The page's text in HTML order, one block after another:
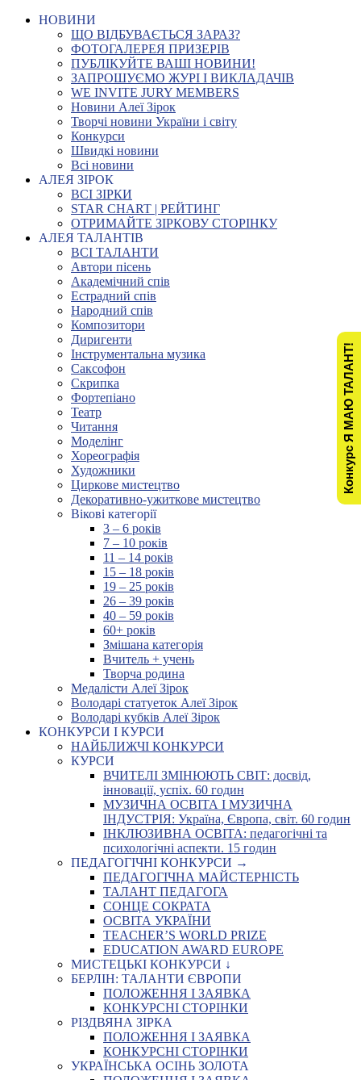
НОВИНИ
ЩО ВІДБУВАЄТЬСЯ ЗАРАЗ?
ФОТОГАЛЕРЕЯ ПРИЗЕРІВ
ПУБЛІКУЙТЕ ВАШІ НОВИНИ!
ЗАПРОШУЄМО ЖУРІ І ВИКЛАДАЧІВ
WE INVITE JURY MEMBERS
Новини Алеї Зірок
Творчі новини України і світу
Конкурси
Швидкі новини
Всі новини
АЛЕЯ ЗІРОК
ВСІ ЗІРКИ
STAR CHART | РЕЙТИНГ
ОТРИМАЙТЕ ЗІРКОВУ СТОРІНКУ
АЛЕЯ ТАЛАНТІВ
ВСІ ТАЛАНТИ
Автори пісень
Академічний спів
Естрадний спів
Народний спів
Композитори
Диригенти
Інструментальна музика
Саксофон
Скрипка
Фортепіано
Театр
Читання
Моделінг
Хореографія
Художники
Циркове мистецтво
Декоративно-ужиткове мистецтво
Вікові категорії
3 – 6 років
7 – 10 років
11 – 14 років
15 – 18 років
19 – 25 років
26 – 39 років
40 – 59 років
60+ років
Змішана категорія
Вчитель + учень
Творча родина
Медалісти Алеї Зірок
Володарі статуеток Алеї Зірок
Володарі кубків Алеї Зірок
КОНКУРСИ І КУРСИ
НАЙБЛИЖЧІ КОНКУРСИ
КУРСИ
ВЧИТЕЛІ ЗМІНЮЮТЬ СВІТ: досвід,
інновації, успіх. 60 годин
МУЗИЧНА ОСВІТА І МУЗИЧНА
ІНДУСТРІЯ: Україна, Європа, світ. 60 годин
ІНКЛЮЗИВНА ОСВІТА: педагогічні та
психологічні аспекти. 15 годин
ПЕДАГОГІЧНІ КОНКУРСИ →
ПЕДАГОГІЧНА МАЙСТЕРНІСТЬ
ТАЛАНТ ПЕДАГОГА
СОНЦЕ СОКРАТА
ОСВІТА УКРАЇНИ
TEACHER’S WORLD PRIZE
EDUCATION AWARD EUROPE
МИСТЕЦЬКІ КОНКУРСИ ↓
БЕРЛІН: ТАЛАНТИ ЄВРОПИ
ПОЛОЖЕННЯ І ЗАЯВКА
КОНКУРСНІ СТОРІНКИ
РІЗДВЯНА ЗІРКА
ПОЛОЖЕННЯ І ЗАЯВКА
КОНКУРСНІ СТОРІНКИ
УКРАЇНСЬКА ОСІНЬ ЗОЛОТА
Конкурс Я МАЮ ТАЛАНТ!